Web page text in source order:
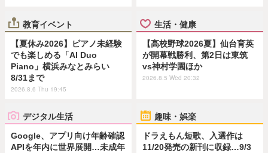
教育イベント
【夏休み2026】ピアノ未経験
でも楽しめる「AI Duo
Piano」横浜みなとみらい
8/31まで
2026.8.6 Thu 19:45
生活・健康
【高校野球2026夏】仙台育英
が開幕戦勝利、第2日は東筑
vs神村学園ほか
2026.8.5 Wed 20:32
デジタル生活
Google、アプリ向け年齢確認
APIを年内に世界展開…未成年
趣味・娯楽
ドラえもん短歌、入選作は
11/20発売の新刊に収録…9/3